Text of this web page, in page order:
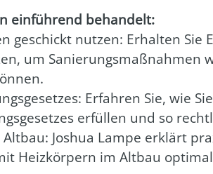
ein­füh­rend behan­delt:
geschickt nut­zen: Erhal­ten Sie
um Sanie­rungs­maß­nah­men
Erfah­ren Sie, wie
erfül­len und so
Joshua Lam­pe erklärt
Heiz­kör­pern im Alt­bau